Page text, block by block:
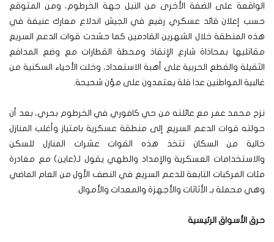
الواقعة على الضفة الأخرى من النيل جهة الخرطوم، ومن المتوقع
حسب إعلان قائد عسكري رفيع في الجيش اندلاع معارك عنيفة في
هذه المنطقة خلال الشهرين القادمين كما حشدت قوات الدعم السريع
مقاتليها بمحاذاة شارع الإنقاذ ومحطة القطارات مع وضع المدافع
الثقيلة والقطع الحربية على أهبة الاستعداد، وخلت الأحياء السكنية من
غالبية المواطنين عدا قلة يعتمدون على مؤن شحيحة.
نزح محمد عمر مع عائلته من حي كافوري في الخرطوم بحري، بعد أن
حولته قوات الدعم السريع إلى منطقة عسكرية بامتياز وأغلب المنازل
خالية من السكان تتخذ هذه القوات عشرات المنازل للسكن
والاستخدامات العسكرية والإمداد والطهي يقول لـ(عاين) مع مغادرة
مئات المركبات التابعة للدعم السريع في النصف الأول من العام الماضي
وهي محملة بـ الأثاثات والأجهزة والمعدات والأموال.
حرق الأسواق الرئيسية